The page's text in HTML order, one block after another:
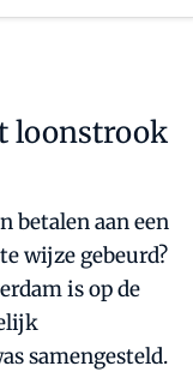
loonstrook
betalen aan een
wijze gebeurd?
is op de
samengesteld.